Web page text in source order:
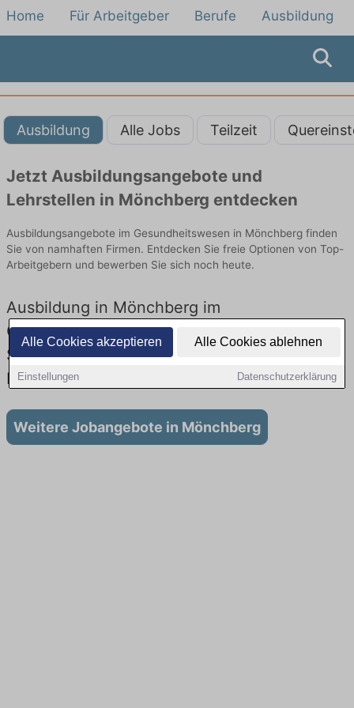
Alle Cookies akzeptieren Alle Cookies ablehnen
Einstellungen Datenschutzerklärung
Home Für Arbeitgeber Berufe Ausbildung
Ausbildung Alle Jobs Teilzeit
Jetzt Ausbildungsangebote und
Lehrstellen in Mönchberg entdecken
Ausbildungsangebote im Gesundheitswesen in Mönchberg finden
Sie von namhaften Firmen. Entdecken Sie freie Optionen von Top-
Arbeitgebern und bewerben Sie sich noch heute.
Ausbildung in Mönchberg im
Gesundheitswesen: Aktuell gibt es keine
Stellenangebote für Ausbildung in
Mönchberg
Weitere Jobangebote in Mönchberg